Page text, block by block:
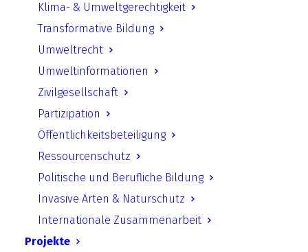
Klima- & Umweltgerechtigkeit
Transformative Bildung
Umweltrecht
Umweltinformationen
Zivilgesellschaft
Partizipation
Öffentlichkeitsbeteiligung
Ressourcenschutz
Politische und Berufliche Bildung
Invasive Arten & Naturschutz
Internationale Zusammenarbeit
Projekte
Das Standortauswahlverfahren hat das Ziel,
für die verursachten hochradioaktiven
Abfälle einen Endlagerstandort in
Deutschland zu finden, der die bestmögliche
Sicherheit für mindestens eine Million Jahre
gewährleistet. Das Standortauswahlgesetz
(StandAG) regelt die einzelnen
Verfahrensschritte für eine
wissenschaftsbasierte, partizipative und
transparente Suche und Auswahl eines
Standorts.